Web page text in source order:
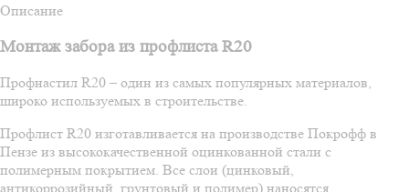
Описание
Монтаж забора из профлиста R20
Профнастил R20 – один из самых популярных материалов,
широко используемых в строительстве.
Профлист R20 изготавливается на производстве Покрофф в
Пензе из высококачественной оцинкованной стали с
полимерным покрытием. Все слои (цинковый,
антикоррозийный, грунтовый и полимер) наносятся